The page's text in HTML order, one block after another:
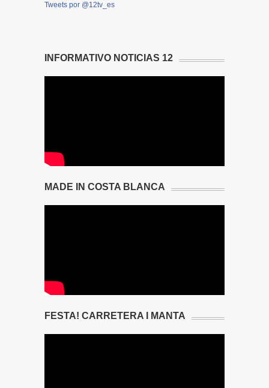
Tweets por @12tv_es
INFORMATIVO NOTICIAS 12
MADE IN COSTA BLANCA
FESTA! CARRETERA I MANTA